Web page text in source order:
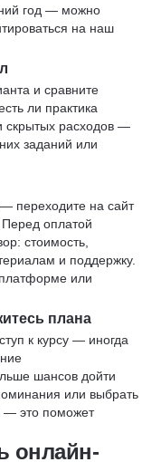
год — можно
на наш
и сравните
ли практика
скрытых расходов —
заданий или
переходите на сайт
оплатой
стоимость,
и поддержку.
или
плана
к курсу — иногда
шансов дойти
или выбрать
— это поможет
онлайн-